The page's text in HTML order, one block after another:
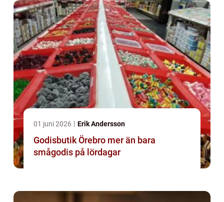
01 juni 2026 Erik Andersson
Godisbutik Örebro mer än bara
smågodis på lördagar